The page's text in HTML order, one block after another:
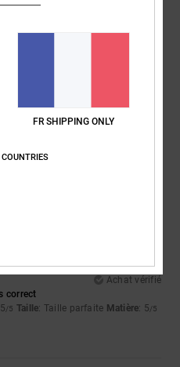
/5
Taille: Taille parfaiteMatière
Achat vérifié
correct
/5 Taille: Taille parfaite Matière: 5/5
FR SHIPPING ONLY